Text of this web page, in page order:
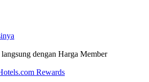
dengan Harga Member
Rewards